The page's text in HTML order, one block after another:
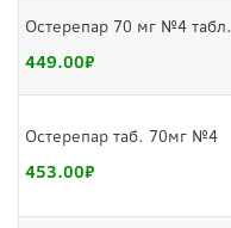
Остерепар 70 мг №4 табл.
449.00
Остерепар таб. 70мг №4
453.00